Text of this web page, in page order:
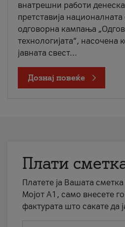
внатрешни работи
претставија
одговорна кампања
технологијата“, насочена
јавната свест...
Дознај повеќе
Плати
Платете ја Вашата сметка
Мојот А1, само внесете го
фактурата што сакате да